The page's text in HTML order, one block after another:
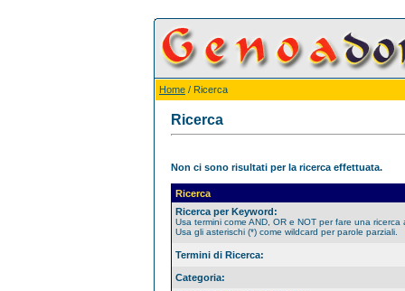
Home / Ricerca
Ricerca
Non ci sono risultati per la ricerca effettuata.
Ricerca
Ricerca per Keyword:
Usa termini come AND, OR e NOT per fare una ricerca
Usa gli asterischi (*) come wildcard per parole parziali.
Termini di Ricerca:
Categoria: